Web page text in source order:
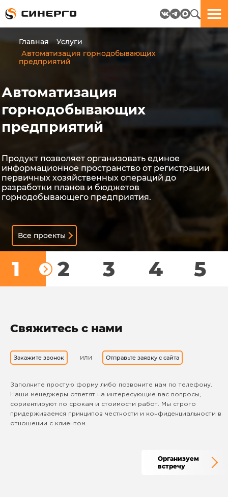
Главная
Услуги
Автоматизация горнодобывающих
предприятий
Автоматизация
горнодобывающих
предприятий
Продукт позволяет организовать единое
информационное пространство от регистрации
первичных хозяйственных операций до
разработки планов и бюджетов
горнодобывающего предприятия.
Все проекты
1 2 3 4 5
Свяжитесь с нами
Закажите звонок или Отправьте заявку с сайта
Заполните простую форму либо позвоните нам по телефону.
Наши менеджеры ответят на интересующие вас вопросы,
сориентируют по срокам и стоимости работ. Мы строго
придерживаемся принципов честности и конфиденциальности в
отношении с клиентом.
Организуем
встречу
Отлично!
Данные
успешно
отправлены.
посмотрите
на
пёсика.
Ведь
многие
любят
;-)
Отлично!
Бриф
отправлен.